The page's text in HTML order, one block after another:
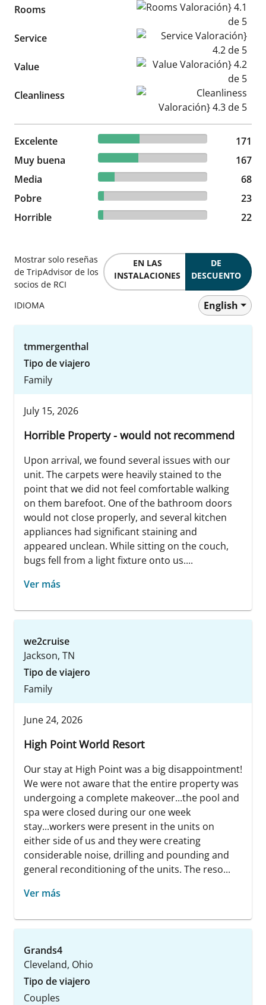
Rooms Rooms Valoración} 4.1 de 5
Service Service Valoración} 4.2 de 5
Value Value Valoración} 4.2 de 5
Cleanliness Cleanliness Valoración} 4.3
Excelente 37.92% reviewed Excelente
171 reviews
171
Muy buena
37.03% reviewed Muy buena
167 reviews
167
Media
15.08% reviewed Media
68 reviews
68
Pobre
5.1% reviewed Pobre
23 reviews
23
Horrible
4.88% reviewed Horrible
22 reviews 22
Mostrar solo reseñas
de TripAdvisor de los
socios de RCI
EN LAS
INSTALACIONES
DE
DESCUENTO
IDIOMA English
tmmergenthal
Tipo de viajero
Family
July 15, 2026
Horrible Property - would not recommend
Upon arrival, we found several issues with our
unit. The carpets were heavily stained to the
point that we did not feel comfortable walking
on them barefoot. One of the bathroom doors
would not close properly, and several kitchen
appliances had significant staining and
appeared unclean. While sitting on the couch,
bugs fell from a light fixture onto us....
Ver más
we2cruise
Jackson, TN
Tipo de viajero
Family
June 24, 2026
High Point World Resort
Our stay at High Point was a big disappointment!
We were not aware that the entire property was
undergoing a complete makeover...the pool and
spa were closed during our one week
stay...workers were present in the units on
either side of us and they were creating
considerable noise, drilling and pounding and
general reconditioning of the units. The reso...
Ver más
Grands4
Cleveland, Ohio
Tipo de viajero
Couples